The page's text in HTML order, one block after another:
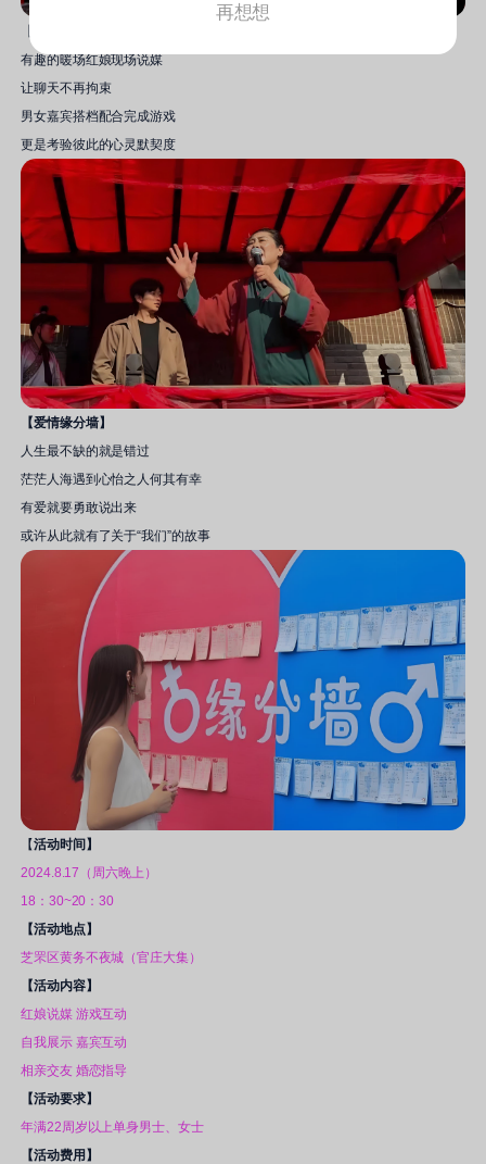
有趣的暖场红娘现场说媒
让聊天不再拘束
男女嘉宾搭档配合完成游戏
更是考验彼此的心灵默契度
【爱情缘分墙】
人生最不缺的就是错过
茫茫人海遇到心怡之人何其有幸
有爱就要勇敢说出来
或许从此就有了关于“我们”的故事
【活动时间】
2024.8.17（周六晚上）
18：30~20：30
【活动地点】
芝罘区黄务不夜城（官庄大集）
【活动内容】
红娘说媒 游戏互动
自我展示 嘉宾互动
相亲交友 婚恋指导
【活动要求】
年满22周岁以上单身男士、女士
【活动费用】
再想想